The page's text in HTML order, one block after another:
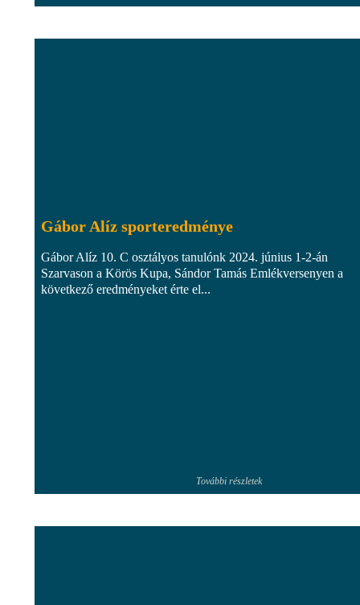
Gábor Alíz sporteredménye
Gábor Alíz 10. C osztályos tanulónk 2024. június 1-2-án
Szarvason a Körös Kupa, Sándor Tamás Emlékversenyen a
következő eredményeket érte el...
További részletek